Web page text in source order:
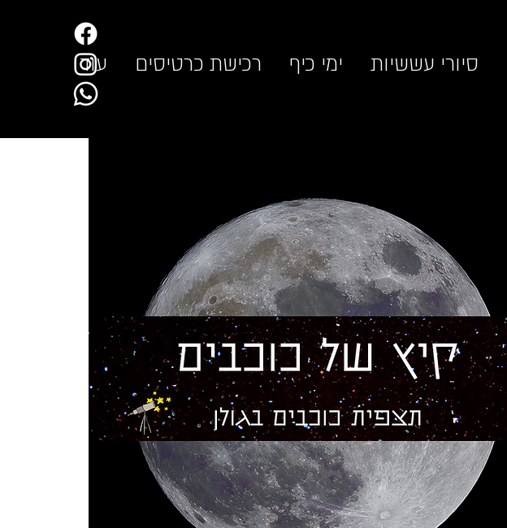
סיורי עששיות ימי כיף רכישת כרטיסים עוד